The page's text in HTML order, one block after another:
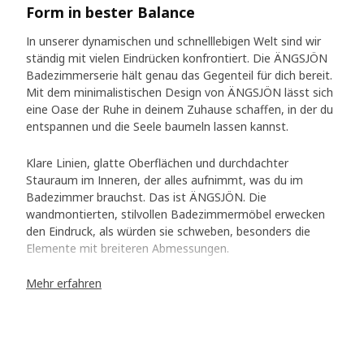
Form in bester Balance
In unserer dynamischen und schnelllebigen Welt sind wir
ständig mit vielen Eindrücken konfrontiert. Die ÄNGSJÖN
Badezimmerserie hält genau das Gegenteil für dich bereit.
Mit dem minimalistischen Design von ÄNGSJÖN lässt sich
eine Oase der Ruhe in deinem Zuhause schaffen, in der du
entspannen und die Seele baumeln lassen kannst.
Klare Linien, glatte Oberflächen und durchdachter
Stauraum im Inneren, der alles aufnimmt, was du im
Badezimmer brauchst. Das ist ÄNGSJÖN. Die
wandmontierten, stilvollen Badezimmermöbel erwecken
den Eindruck, als würden sie schweben, besonders die
Elemente mit breiteren Abmessungen.
Ein handlicher Griff
Mehr erfahren